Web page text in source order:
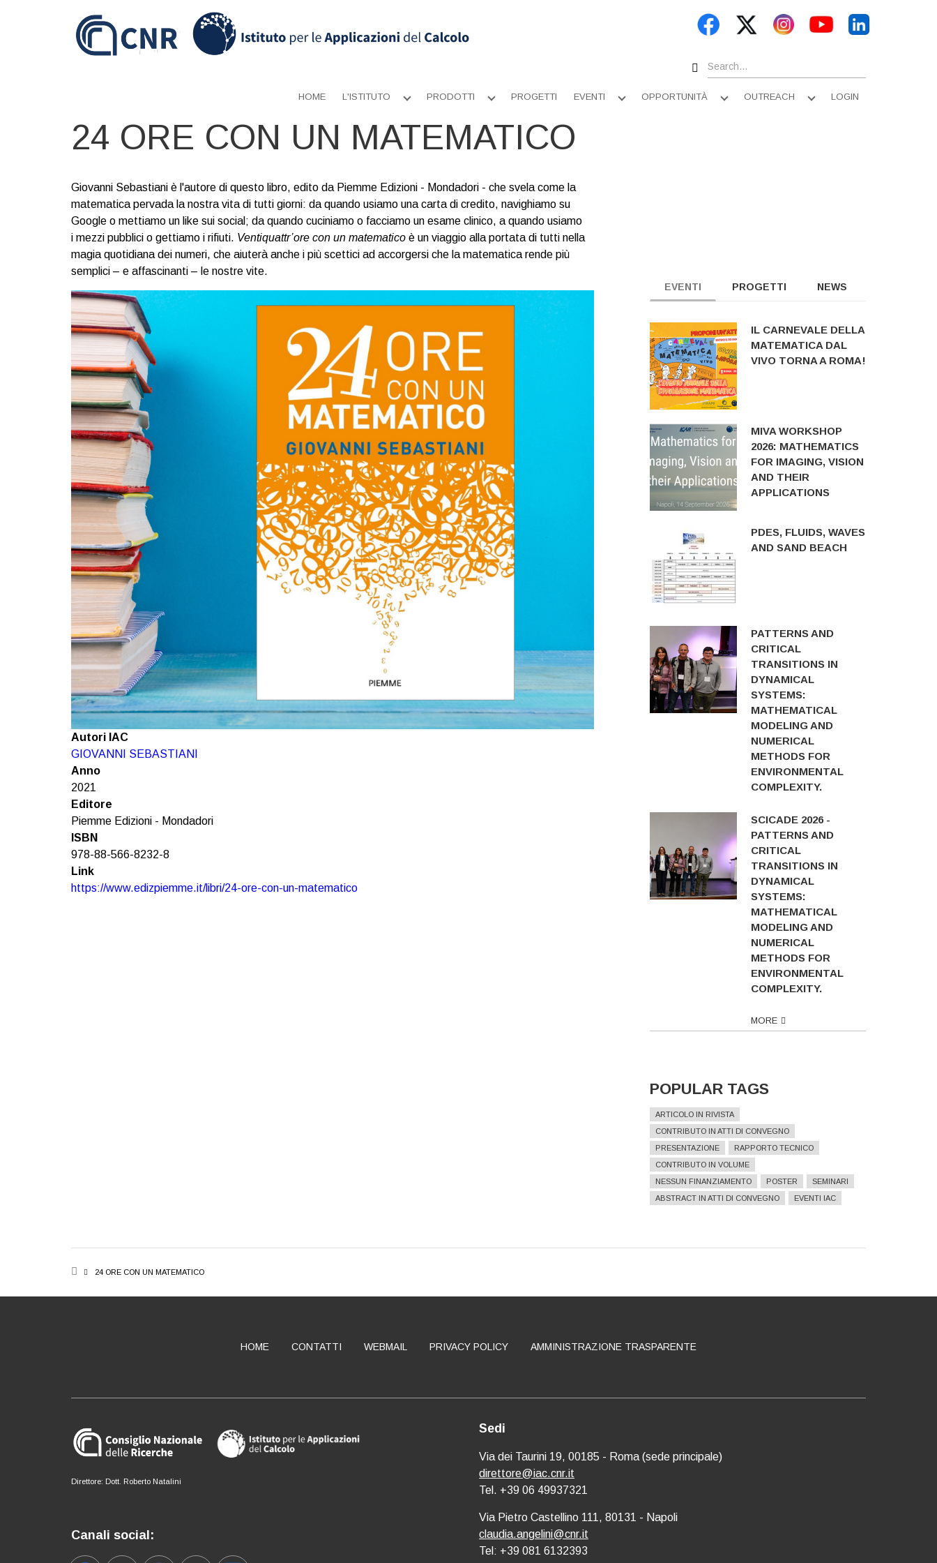
Search
HOME L'ISTITUTO
Apri
PRODOTTI
Apri
PROGETTI EVENTI
Apri
OPPORTUNITÀ
Apri
OUTREACH
Apri
LOGIN
24 ORE CON UN MATEMATICO
Giovanni Sebastiani è l'autore di questo libro, edito da Piemme Edizioni - Mondadori - che svela come la
matematica pervada la nostra vita di tutti giorni: da quando usiamo una carta di credito, navighiamo su
Google o mettiamo un like sui social; da quando cuciniamo o facciamo un esame clinico, a quando usiamo
i mezzi pubblici o gettiamo i rifiuti. Ventiquattr’ore con un matematico è un viaggio alla portata di tutti nella
magia quotidiana dei numeri, che aiuterà anche i più scettici ad accorgersi che la matematica rende più
semplici – e affascinanti – le nostre vite.
Autori IAC
GIOVANNI SEBASTIANI
Anno
2021
Editore
Piemme Edizioni - Mondadori
ISBN
978-88-566-8232-8
Link
https://www.edizpiemme.it/libri/24-ore-con-un-matematico
EVENTI PROGETTI NEWS
IL CARNEVALE DELLA
MATEMATICA DAL
VIVO TORNA A ROMA!
MIVA WORKSHOP
2026: MATHEMATICS
FOR IMAGING, VISION
AND THEIR
APPLICATIONS
PDES, FLUIDS, WAVES
AND SAND BEACH
PATTERNS AND
CRITICAL
TRANSITIONS IN
DYNAMICAL
SYSTEMS:
MATHEMATICAL
MODELING AND
NUMERICAL
METHODS FOR
ENVIRONMENTAL
COMPLEXITY.
SCICADE 2026 -
PATTERNS AND
CRITICAL
TRANSITIONS IN
DYNAMICAL
SYSTEMS:
MATHEMATICAL
MODELING AND
NUMERICAL
METHODS FOR
ENVIRONMENTAL
COMPLEXITY.
MORE
POPULAR TAGS
ARTICOLO IN RIVISTA
CONTRIBUTO IN ATTI DI CONVEGNO
PRESENTAZIONE
RAPPORTO TECNICO
CONTRIBUTO IN VOLUME
NESSUN FINANZIAMENTO
POSTER
SEMINARI
ABSTRACT IN ATTI DI CONVEGNO
EVENTI IAC
BREADCRUMB
24 ORE CON UN MATEMATICO
HOME CONTATTI WEBMAIL PRIVACY POLICY AMMINISTRAZIONE TRASPARENTE
Direttore: Dott. Roberto Natalini
Canali social:
Sedi
Via dei Taurini 19, 00185 - Roma (sede principale)
direttore@iac.cnr.it
Tel. +39 06 49937321
Via Pietro Castellino 111, 80131 - Napoli
claudia.angelini@cnr.it
Tel: +39 081 6132393